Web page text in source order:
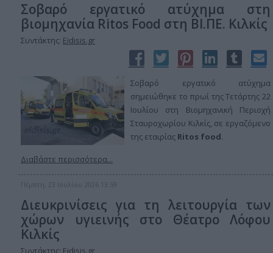
Σοβαρό εργατικό ατύχημα στη
βιομηχανία Ritos Food στη ΒΙ.ΠΕ. Κιλκίς
Συντάκτης: Eidisis.gr
Σοβαρό εργατικό ατύχημα
σημειώθηκε το πρωί της Τετάρτης 22
Ιουλίου στη Βιομηχανική Περιοχή
Σταυροχωρίου Κιλκίς, σε εργαζόμενο
της εταιρίας Ritos food.
Διαβάστε περισσότερα...
Πέμπτη, 23 Ιουλίου 2026 13:59
Διευκρινίσεις για τη λειτουργία των
χώρων υγιεινής στο Θέατρο Λόφου
Κιλκίς
Συντάκτης: Eidisis.gr